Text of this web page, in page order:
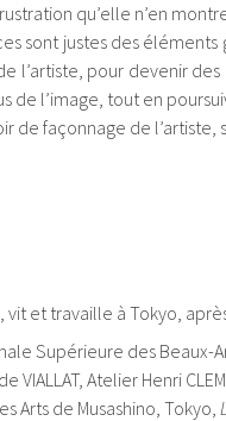
qu’elle n’en
sont justes des
l’artiste, pour devenir
de l’image, tout en
de façonnage de
vit et travaille à Tokyo,
Supérieure des Beaux-
VIALLAT, Atelier Henri
Arts de Musashino, Tokyo,